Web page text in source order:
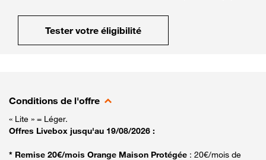
Tester votre éligibilité
Conditions de l'offre
« Lite » = Léger.
Offres Livebox jusqu'au 19/08/2026 :
* Remise 20€/mois Orange Maison Protégée : 20€/mois de